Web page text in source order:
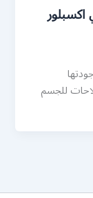
كهربائي اكسبلور
للجسم